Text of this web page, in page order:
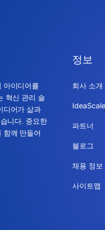
아이디어를
혁신 관리 솔
디어가 삶과
니다. 중요한
함께 만들어
정보
회사 소개
파트너
블로그
채용 정보
사이트맵